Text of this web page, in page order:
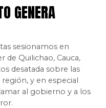
GENERA
sesionamos en
de Quilichao, Cauca,
desatada sobre las
y en especial
al gobierno y a los